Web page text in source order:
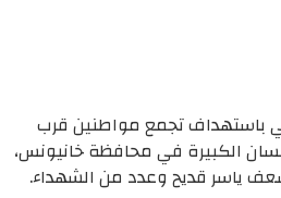
باستهداف تجمع مواطنين قرب
الكبيرة في محافظة خانيونس،
ياسر قديح وعدد من الشهداء.